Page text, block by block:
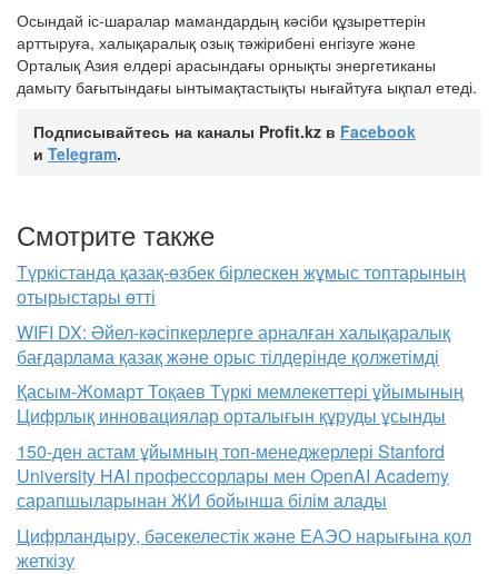
Осындай іс-шаралар мамандардың кәсіби құзыреттерін
арттыруға, халықаралық озық тәжірибені енгізуге және
Орталық Азия елдері арасындағы орнықты энергетиканы
дамыту бағытындағы ынтымақтастықты нығайтуға ықпал етеді.
Подписывайтесь на каналы Profit.kz в Facebook
и Telegram.
Смотрите также
Түркістанда қазақ-өзбек бірлескен жұмыс топтарының
отырыстары өтті
WIFI DX: Әйел-кәсіпкерлерге арналған халықаралық
бағдарлама қазақ және орыс тілдерінде қолжетімді
Қасым-Жомарт Тоқаев Түркі мемлекеттері ұйымының
Цифрлық инновациялар орталығын құруды ұсынды
150-ден астам ұйымның топ-менеджерлері Stanford
University HAI профессорлары мен OpenAI Academy
сарапшыларынан ЖИ бойынша білім алады
Цифрландыру, бәсекелестік және ЕАЭО нарығына қол
жеткізу